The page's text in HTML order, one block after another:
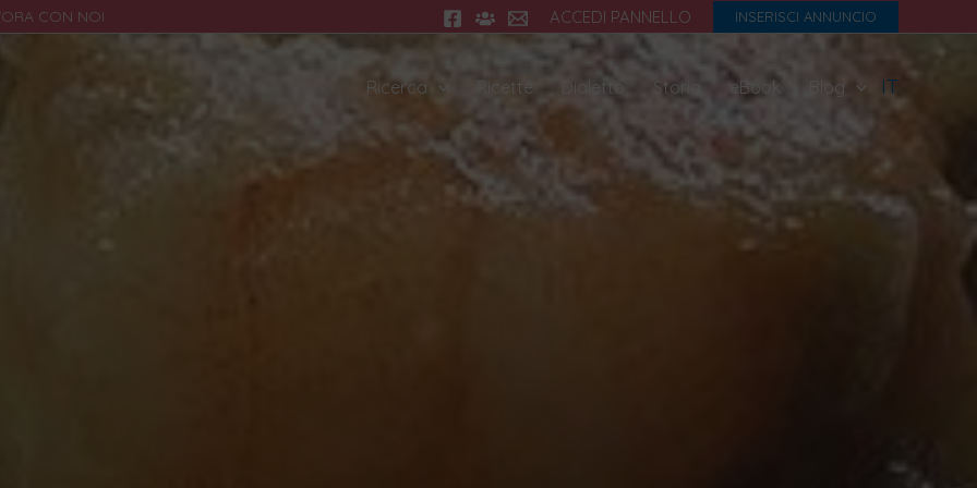
CON NOI ACCEDI PANNELLO INSERISCI ANNUNCIO
Ricerca Ricette Dialetto Storia eBook Blog IT